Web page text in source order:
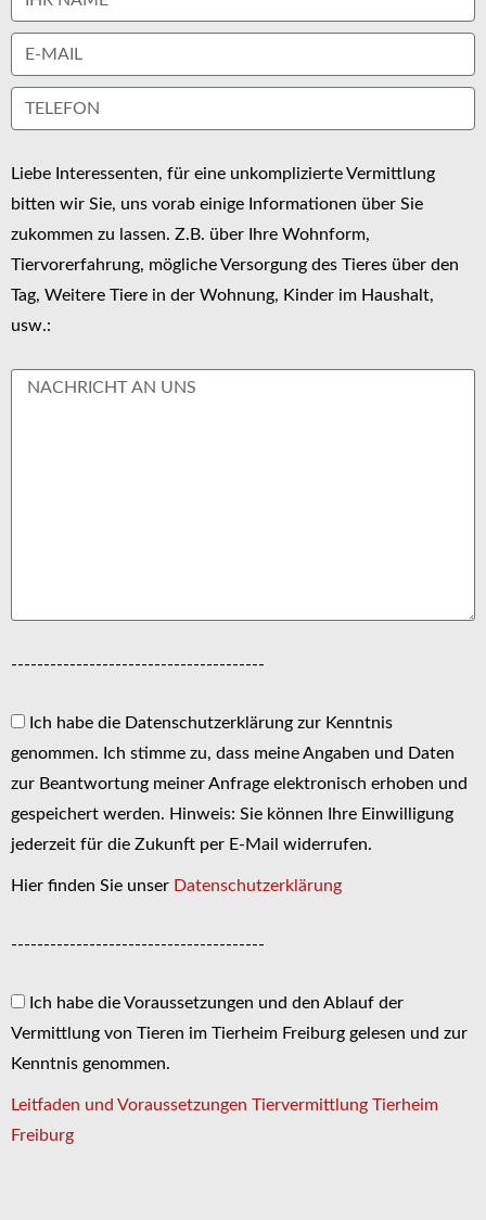
Liebe Interessenten, für eine unkomplizierte Vermittlung
bitten wir Sie, uns vorab einige Informationen über Sie
zukommen zu lassen. Z.B. über Ihre Wohnform,
Tiervorerfahrung, mögliche Versorgung des Tieres über den
Tag, Weitere Tiere in der Wohnung, Kinder im Haushalt,
usw.:
---------------------------------------
Ich habe die Datenschutzerklärung zur Kenntnis
genommen. Ich stimme zu, dass meine Angaben und Daten
zur Beantwortung meiner Anfrage elektronisch erhoben und
gespeichert werden. Hinweis: Sie können Ihre Einwilligung
jederzeit für die Zukunft per E-Mail widerrufen.
Hier finden Sie unser Datenschutzerklärung
---------------------------------------
Ich habe die Voraussetzungen und den Ablauf der
Vermittlung von Tieren im Tierheim Freiburg gelesen und zur
Kenntnis genommen.
Leitfaden und Voraussetzungen Tiervermittlung Tierheim
Freiburg